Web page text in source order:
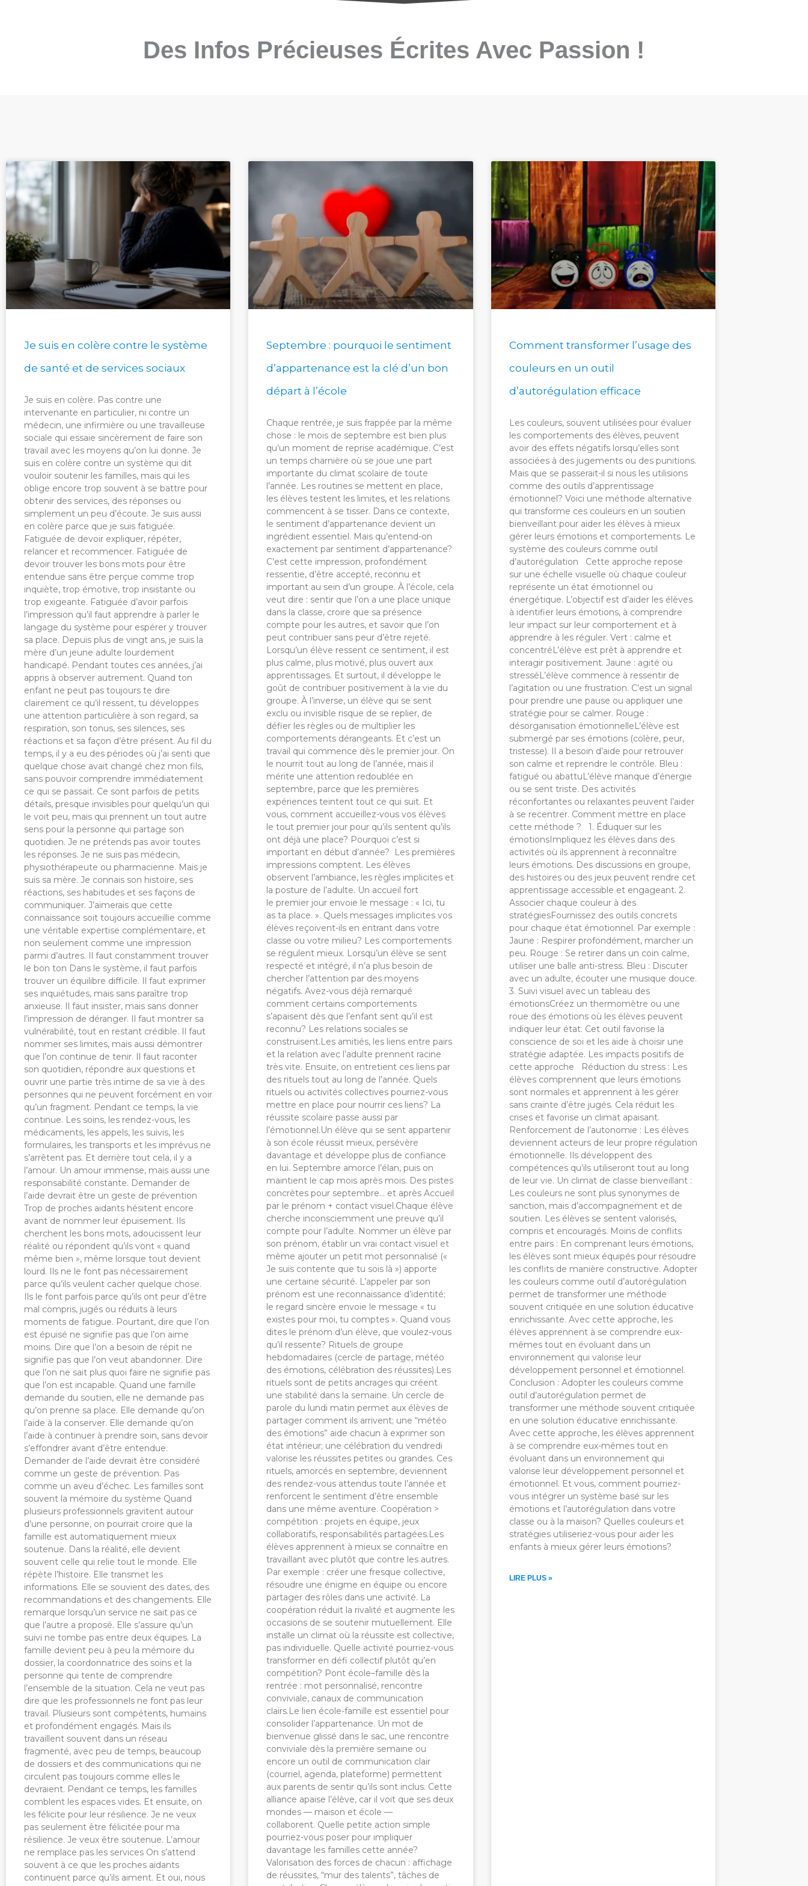
Des Infos Précieuses Écrites Avec Passion !
Je suis en colère contre le système
de santé et de services sociaux
Je suis en colère. Pas contre une
intervenante en particulier, ni contre un
médecin, une infirmière ou une travailleuse
sociale qui essaie sincèrement de faire son
travail avec les moyens qu’on lui donne. Je
suis en colère contre un système qui dit
vouloir soutenir les familles, mais qui les
oblige encore trop souvent à se battre pour
obtenir des services, des réponses ou
simplement un peu d’écoute. Je suis aussi
en colère parce que je suis fatiguée.
Fatiguée de devoir expliquer, répéter,
relancer et recommencer. Fatiguée de
devoir trouver les bons mots pour être
entendue sans être perçue comme trop
inquiète, trop émotive, trop insistante ou
trop exigeante. Fatiguée d’avoir parfois
l’impression qu’il faut apprendre à parler le
langage du système pour espérer y trouver
sa place. Depuis plus de vingt ans, je suis la
mère d’un jeune adulte lourdement
handicapé. Pendant toutes ces années, j’ai
appris à observer autrement. Quand ton
enfant ne peut pas toujours te dire
clairement ce qu’il ressent, tu développes
une attention particulière à son regard, sa
respiration, son tonus, ses silences, ses
réactions et sa façon d’être présent. Au fil du
temps, il y a eu des périodes où j’ai senti que
quelque chose avait changé chez mon fils,
sans pouvoir comprendre immédiatement
ce qui se passait. Ce sont parfois de petits
détails, presque invisibles pour quelqu’un qui
le voit peu, mais qui prennent un tout autre
sens pour la personne qui partage son
quotidien. Je ne prétends pas avoir toutes
les réponses. Je ne suis pas médecin,
physiothérapeute ou pharmacienne. Mais je
suis sa mère. Je connais son histoire, ses
réactions, ses habitudes et ses façons de
communiquer. J’aimerais que cette
connaissance soit toujours accueillie comme
une véritable expertise complémentaire, et
non seulement comme une impression
parmi d’autres. Il faut constamment trouver
le bon ton Dans le système, il faut parfois
trouver un équilibre difficile. Il faut exprimer
ses inquiétudes, mais sans paraître trop
anxieuse. Il faut insister, mais sans donner
l’impression de déranger. Il faut montrer sa
vulnérabilité, tout en restant crédible. Il faut
nommer ses limites, mais aussi démontrer
que l’on continue de tenir. Il faut raconter
son quotidien, répondre aux questions et
ouvrir une partie très intime de sa vie à des
personnes qui ne peuvent forcément en voir
qu’un fragment. Pendant ce temps, la vie
continue. Les soins, les rendez-vous, les
médicaments, les appels, les suivis, les
formulaires, les transports et les imprévus ne
s’arrêtent pas. Et derrière tout cela, il y a
l’amour. Un amour immense, mais aussi une
responsabilité constante. Demander de
l’aide devrait être un geste de prévention
Trop de proches aidants hésitent encore
avant de nommer leur épuisement. Ils
cherchent les bons mots, adoucissent leur
réalité ou répondent qu’ils vont « quand
même bien », même lorsque tout devient
lourd. Ils ne le font pas nécessairement
parce qu’ils veulent cacher quelque chose.
Ils le font parfois parce qu’ils ont peur d’être
mal compris, jugés ou réduits à leurs
moments de fatigue. Pourtant, dire que l’on
est épuisé ne signifie pas que l’on aime
moins. Dire que l’on a besoin de répit ne
signifie pas que l’on veut abandonner. Dire
que l’on ne sait plus quoi faire ne signifie pas
que l’on est incapable. Quand une famille
demande du soutien, elle ne demande pas
qu’on prenne sa place. Elle demande qu’on
l’aide à la conserver. Elle demande qu’on
l’aide à continuer à prendre soin, sans devoir
s’effondrer avant d’être entendue.
Demander de l’aide devrait être considéré
comme un geste de prévention. Pas
comme un aveu d’échec. Les familles sont
souvent la mémoire du système Quand
plusieurs professionnels gravitent autour
d’une personne, on pourrait croire que la
famille est automatiquement mieux
soutenue. Dans la réalité, elle devient
souvent celle qui relie tout le monde. Elle
répète l’histoire. Elle transmet les
informations. Elle se souvient des dates, des
recommandations et des changements. Elle
remarque lorsqu’un service ne sait pas ce
que l’autre a proposé. Elle s’assure qu’un
suivi ne tombe pas entre deux équipes. La
famille devient peu à peu la mémoire du
dossier, la coordonnatrice des soins et la
personne qui tente de comprendre
l’ensemble de la situation. Cela ne veut pas
dire que les professionnels ne font pas leur
travail. Plusieurs sont compétents, humains
et profondément engagés. Mais ils
travaillent souvent dans un réseau
fragmenté, avec peu de temps, beaucoup
de dossiers et des communications qui ne
circulent pas toujours comme elles le
devraient. Pendant ce temps, les familles
comblent les espaces vides. Et ensuite, on
les félicite pour leur résilience. Je ne veux
pas seulement être félicitée pour ma
résilience. Je veux être soutenue. L’amour
ne remplace pas les services On s’attend
souvent à ce que les proches aidants
continuent parce qu’ils aiment. Et oui, nous
Septembre : pourquoi le sentiment
d’appartenance est la clé d’un bon
départ à l’école
Chaque rentrée, je suis frappée par la même
chose : le mois de septembre est bien plus
qu’un moment de reprise académique. C’est
un temps charnière où se joue une part
importante du climat scolaire de toute
l’année. Les routines se mettent en place,
les élèves testent les limites, et les relations
commencent à se tisser. Dans ce contexte,
le sentiment d’appartenance devient un
ingrédient essentiel. Mais qu’entend-on
exactement par sentiment d’appartenance?
C’est cette impression, profondément
ressentie, d’être accepté, reconnu et
important au sein d’un groupe. À l’école, cela
veut dire : sentir que l’on a une place unique
dans la classe, croire que sa présence
compte pour les autres, et savoir que l’on
peut contribuer sans peur d’être rejeté.
Lorsqu’un élève ressent ce sentiment, il est
plus calme, plus motivé, plus ouvert aux
apprentissages. Et surtout, il développe le
goût de contribuer positivement à la vie du
groupe. À l’inverse, un élève qui se sent
exclu ou invisible risque de se replier, de
défier les règles ou de multiplier les
comportements dérangeants. Et c’est un
travail qui commence dès le premier jour. On
le nourrit tout au long de l’année, mais il
mérite une attention redoublée en
septembre, parce que les premières
expériences teintent tout ce qui suit. Et
vous, comment accueillez-vous vos élèves
le tout premier jour pour qu’ils sentent qu’ils
ont déjà une place? Pourquoi c’est si
important en début d’année? Les premières
impressions comptent. Les élèves
observent l’ambiance, les règles implicites et
la posture de l’adulte. Un accueil fort
le premier jour envoie le message : « Ici, tu
as ta place. ». Quels messages implicites vos
élèves reçoivent-ils en entrant dans votre
classe ou votre milieu? Les comportements
se régulent mieux. Lorsqu’un élève se sent
respecté et intégré, il n’a plus besoin de
chercher l’attention par des moyens
négatifs. Avez-vous déjà remarqué
comment certains comportements
s’apaisent dès que l’enfant sent qu’il est
reconnu? Les relations sociales se
construisent.Les amitiés, les liens entre pairs
et la relation avec l’adulte prennent racine
très vite. Ensuite, on entretient ces liens par
des rituels tout au long de l’année. Quels
rituels ou activités collectives pourriez-vous
mettre en place pour nourrir ces liens? La
réussite scolaire passe aussi par
l’émotionnel.Un élève qui se sent appartenir
à son école réussit mieux, persévère
davantage et développe plus de confiance
en lui. Septembre amorce l’élan, puis on
maintient le cap mois après mois. Des pistes
concrètes pour septembre… et après Accueil
par le prénom + contact visuel.Chaque élève
cherche inconsciemment une preuve qu’il
compte pour l’adulte. Nommer un élève par
son prénom, établir un vrai contact visuel et
même ajouter un petit mot personnalisé («
Je suis contente que tu sois là ») apporte
une certaine sécurité. L’appeler par son
prénom est une reconnaissance d’identité;
le regard sincère envoie le message « tu
existes pour moi, tu comptes ». Quand vous
dites le prénom d’un élève, que voulez-vous
qu’il ressente? Rituels de groupe
hebdomadaires (cercle de partage, météo
des émotions, célébration des réussites).Les
rituels sont de petits ancrages qui créent
une stabilité dans la semaine. Un cercle de
parole du lundi matin permet aux élèves de
partager comment ils arrivent; une “météo
des émotions” aide chacun à exprimer son
état intérieur; une célébration du vendredi
valorise les réussites petites ou grandes. Ces
rituels, amorcés en septembre, deviennent
des rendez-vous attendus toute l’année et
renforcent le sentiment d’être ensemble
dans une même aventure. Coopération >
compétition : projets en équipe, jeux
collaboratifs, responsabilités partagées.Les
élèves apprennent à mieux se connaître en
travaillant avec plutôt que contre les autres.
Par exemple : créer une fresque collective,
résoudre une énigme en équipe ou encore
partager des rôles dans une activité. La
coopération réduit la rivalité et augmente les
occasions de se soutenir mutuellement. Elle
installe un climat où la réussite est collective,
pas individuelle. Quelle activité pourriez-vous
transformer en défi collectif plutôt qu’en
compétition? Pont école–famille dès la
rentrée : mot personnalisé, rencontre
conviviale, canaux de communication
clairs.Le lien école-famille est essentiel pour
consolider l’appartenance. Un mot de
bienvenue glissé dans le sac, une rencontre
conviviale dès la première semaine ou
encore un outil de communication clair
(courriel, agenda, plateforme) permettent
aux parents de sentir qu’ils sont inclus. Cette
alliance apaise l’élève, car il voit que ses deux
mondes — maison et école —
collaborent. Quelle petite action simple
pourriez-vous poser pour impliquer
davantage les familles cette année?
Valorisation des forces de chacun : affichage
de réussites, “mur des talents”, tâches de
Comment transformer l’usage des
couleurs en un outil
d’autorégulation efficace
Les couleurs, souvent utilisées pour évaluer
les comportements des élèves, peuvent
avoir des effets négatifs lorsqu’elles sont
associées à des jugements ou des punitions.
Mais que se passerait-il si nous les utilisions
comme des outils d’apprentissage
émotionnel? Voici une méthode alternative
qui transforme ces couleurs en un soutien
bienveillant pour aider les élèves à mieux
gérer leurs émotions et comportements. Le
système des couleurs comme outil
d’autorégulation Cette approche repose
sur une échelle visuelle où chaque couleur
représente un état émotionnel ou
énergétique. L’objectif est d’aider les élèves
à identifier leurs émotions, à comprendre
leur impact sur leur comportement et à
apprendre à les réguler. Vert : calme et
concentréL’élève est prêt à apprendre et
interagir positivement. Jaune : agité ou
stresséL’élève commence à ressentir de
l’agitation ou une frustration. C’est un signal
pour prendre une pause ou appliquer une
stratégie pour se calmer. Rouge :
désorganisation émotionnelleL’élève est
submergé par ses émotions (colère, peur,
tristesse). Il a besoin d’aide pour retrouver
son calme et reprendre le contrôle. Bleu :
fatigué ou abattuL’élève manque d’énergie
ou se sent triste. Des activités
réconfortantes ou relaxantes peuvent l’aider
à se recentrer. Comment mettre en place
cette méthode ? 1. Éduquer sur les
émotionsImpliquez les élèves dans des
activités où ils apprennent à reconnaître
leurs émotions. Des discussions en groupe,
des histoires ou des jeux peuvent rendre cet
apprentissage accessible et engageant. 2.
Associer chaque couleur à des
stratégiesFournissez des outils concrets
pour chaque état émotionnel. Par exemple :
Jaune : Respirer profondément, marcher un
peu. Rouge : Se retirer dans un coin calme,
utiliser une balle anti-stress. Bleu : Discuter
avec un adulte, écouter une musique douce.
3. Suivi visuel avec un tableau des
émotionsCréez un thermomètre ou une
roue des émotions où les élèves peuvent
indiquer leur état. Cet outil favorise la
conscience de soi et les aide à choisir une
stratégie adaptée. Les impacts positifs de
cette approche Réduction du stress : Les
élèves comprennent que leurs émotions
sont normales et apprennent à les gérer
sans crainte d’être jugés. Cela réduit les
crises et favorise un climat apaisant.
Renforcement de l’autonomie : Les élèves
deviennent acteurs de leur propre régulation
émotionnelle. Ils développent des
compétences qu’ils utiliseront tout au long
de leur vie. Un climat de classe bienveillant :
Les couleurs ne sont plus synonymes de
sanction, mais d’accompagnement et de
soutien. Les élèves se sentent valorisés,
compris et encouragés. Moins de conflits
entre pairs : En comprenant leurs émotions,
les élèves sont mieux équipés pour résoudre
les conflits de manière constructive. Adopter
les couleurs comme outil d’autorégulation
permet de transformer une méthode
souvent critiquée en une solution éducative
enrichissante. Avec cette approche, les
élèves apprennent à se comprendre eux-
mêmes tout en évoluant dans un
environnement qui valorise leur
développement personnel et émotionnel.
Conclusion : Adopter les couleurs comme
outil d’autorégulation permet de
transformer une méthode souvent critiquée
en une solution éducative enrichissante.
Avec cette approche, les élèves apprennent
à se comprendre eux-mêmes tout en
évoluant dans un environnement qui
valorise leur développement personnel et
émotionnel. Et vous, comment pourriez-
vous intégrer un système basé sur les
émotions et l’autorégulation dans votre
classe ou à la maison? Quelles couleurs et
stratégies utiliseriez-vous pour aider les
enfants à mieux gérer leurs émotions?
LIRE PLUS »
PagePagePage